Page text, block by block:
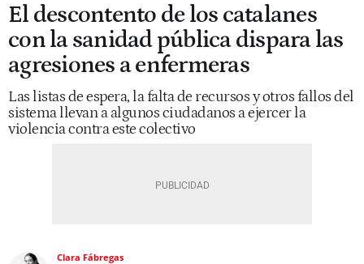
El descontento de los catalanes
con la sanidad pública dispara las
agresiones a enfermeras
Las listas de espera, la falta de recursos y otros fallos del
sistema llevan a algunos ciudadanos a ejercer la
violencia contra este colectivo
Clara Fábregas